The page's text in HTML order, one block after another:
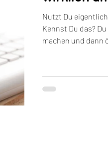
Nutzt Du
Kennst Du das?
machen und dann